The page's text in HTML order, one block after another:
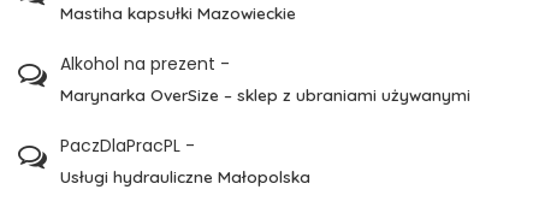
Mastiha kapsułki Mazowieckie
Alkohol na prezent -
Marynarka OverSize – sklep z ubraniami używanymi
PaczDlaPracPL -
Usługi hydrauliczne Małopolska